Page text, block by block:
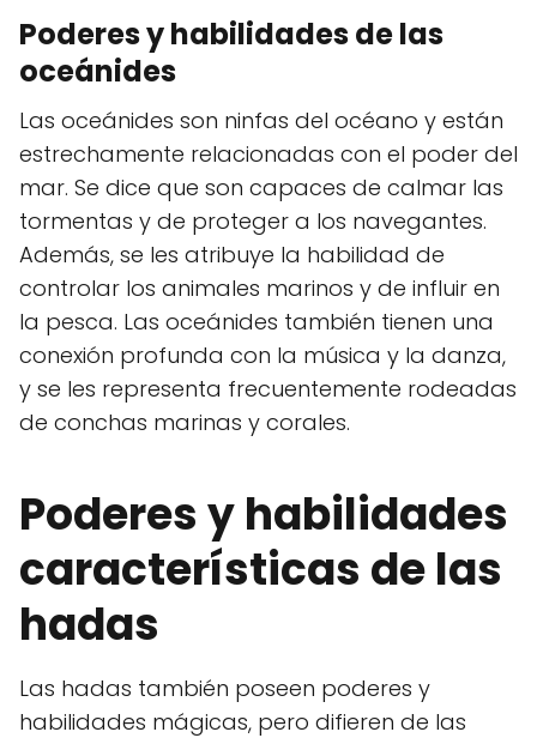
Poderes y habilidades de las
oceánides
Las oceánides son ninfas del océano y están
estrechamente relacionadas con el poder del
mar. Se dice que son capaces de calmar las
tormentas y de proteger a los navegantes.
Además, se les atribuye la habilidad de
controlar los animales marinos y de influir en
la pesca. Las oceánides también tienen una
conexión profunda con la música y la danza,
y se les representa frecuentemente rodeadas
de conchas marinas y corales.
Poderes y habilidades
características de las
hadas
Las hadas también poseen poderes y
habilidades mágicas, pero difieren de las